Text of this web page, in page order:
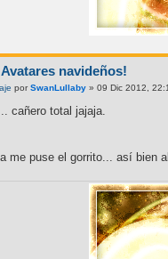
Avatares navideños!
porSwanLullaby » 09 Dic 2012,
cañero total jajaja.
me puse el gorrito... así bien